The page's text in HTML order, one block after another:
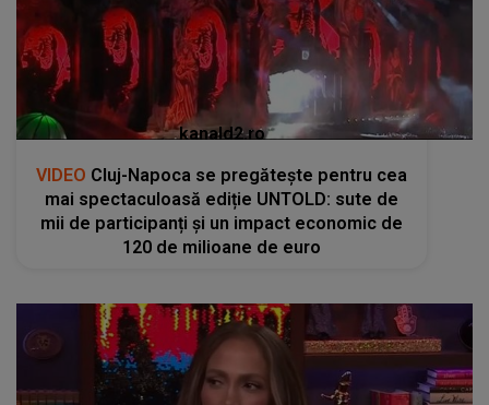
kanald2.ro
VIDEO Cluj-Napoca se pregătește pentru cea
mai spectaculoasă ediție UNTOLD: sute de
mii de participanți și un impact economic de
120 de milioane de euro